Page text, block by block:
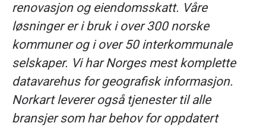
renovasjon og eiendomsskatt. Våre
løsninger er i bruk i over 300 norske
kommuner og i over 50 interkommunale
selskaper. Vi har Norges mest komplette
datavarehus for geografisk informasjon.
Norkart leverer også tjenester til alle
bransjer som har behov for oppdatert